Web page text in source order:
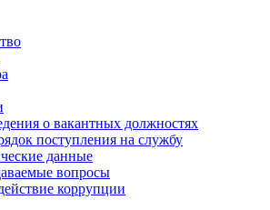
о вакантных должностях
поступления на службу
данные
вопросы
коррупции